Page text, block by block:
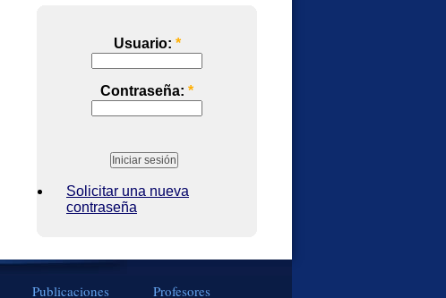
Usuario: *
Contraseña: *
Solicitar una nueva
contraseña
Publicaciones Profesores